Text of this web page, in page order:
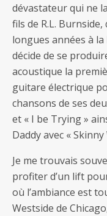
dévastateur qui ne
fils de R.L.
longues années à la
décide de se
acoustique la
guitare électrique
chansons de ses
et « I be Trying »
Daddy avec « Skinny
Je me trouvais
profiter d’un lift
où l’ambiance est
Westside de